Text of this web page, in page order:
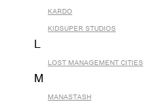
KARDO
KIDSUPER STUDIOS
L
LOST MANAGEMENT CITIES
M
MANASTASH